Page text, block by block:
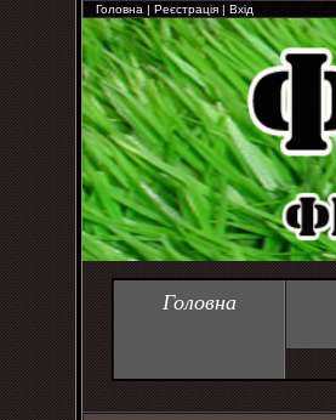
Головна | Реєстрація | Вхід
Головна